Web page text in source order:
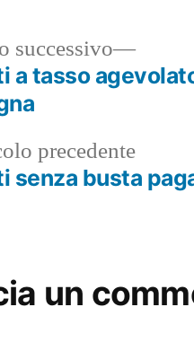
precedente
senza busta
successivo
a tasso
un